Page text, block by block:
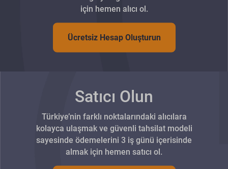
için hemen alıcı ol.
Ücretsiz Hesap Oluşturun
Satıcı Olun
Türkiye’nin farklı noktalarındaki alıcılara
kolayca ulaşmak ve güvenli tahsilat modeli
sayesinde ödemelerini 3 iş günü içerisinde
almak için hemen satıcı ol.